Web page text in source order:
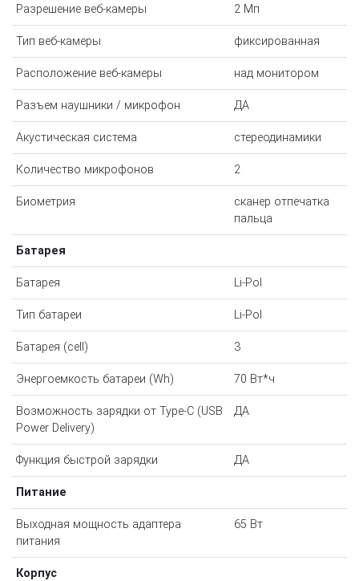
Разрешение веб-камеры 2 Мп
Тип веб-камеры фиксированная
Расположение веб-камеры над монитором
Разъем наушники / микрофон ДА
Акустическая система стереодинамики
Количество микрофонов 2
Биометрия
сканер отпечатка
пальца
Батарея
Батарея Li-Pol
Тип батареи Li-Pol
Батарея (cell) 3
Энергоемкость батареи (Wh) 70 Вт*ч
Возможность зарядки от Type-C (USB
Power Delivery)
ДА
Функция быстрой зарядки ДА
Питание
Выходная мощность адаптера
питания
65 Вт
Корпус